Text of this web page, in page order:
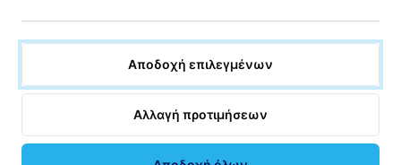
2UUL
Apple
Αποδοχή επιλεγμένων
Αλλαγή προτιμήσεων